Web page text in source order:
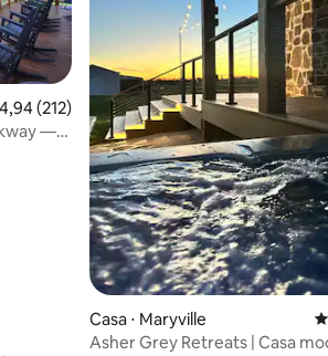
de uma avaliação média de 5, 212
4,94 (212)
—
Casa ⋅ Maryville
Asher Grey Retreats | Casa